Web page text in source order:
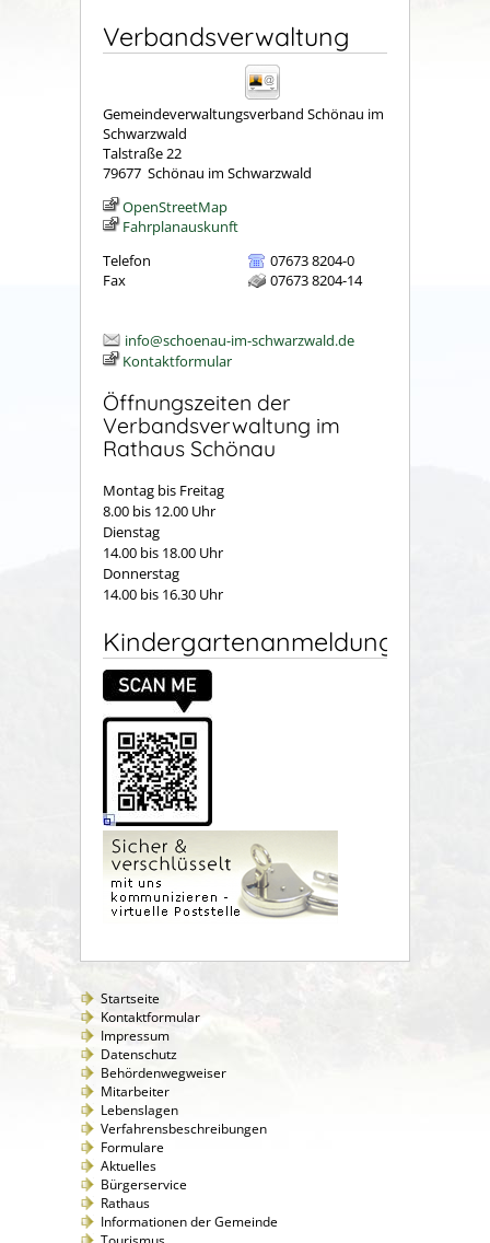
Verbandsverwaltung
Gemeindeverwaltungsverband Schönau im
Schwarzwald
Talstraße 22
79677 Schönau im Schwarzwald
OpenStreetMap
Fahrplanauskunft
Telefon
07673 8204-0
Fax
07673 8204-14
info@schoenau-im-schwarzwald.de
Kontaktformular
Öffnungszeiten der
Verbandsverwaltung im
Rathaus Schönau
Montag bis Freitag
8.00 bis 12.00 Uhr
Dienstag
14.00 bis 18.00 Uhr
Donnerstag
14.00 bis 16.30 Uhr
Kindergartenanmeldung
Startseite
Kontaktformular
Impressum
Datenschutz
Behördenwegweiser
Mitarbeiter
Lebenslagen
Verfahrensbeschreibungen
Formulare
Aktuelles
Bürgerservice
Rathaus
Informationen der Gemeinde